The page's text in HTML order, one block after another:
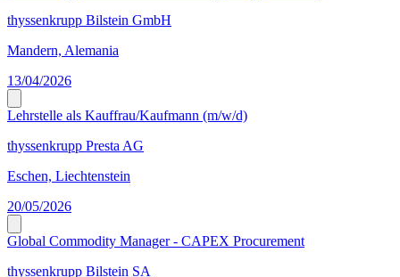
thyssenkrupp Bilstein GmbH
Mandern, Alemania
13/04/2026
Lehrstelle als Kauffrau/Kaufmann (m/w/d)
thyssenkrupp Presta AG
Eschen, Liechtenstein
20/05/2026
Global Commodity Manager - CAPEX Procurement
thyssenkrupp Bilstein SA